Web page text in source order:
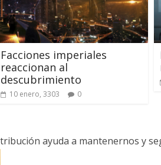
Facciones imperiales
reaccionan al
descubrimiento
10 enero, 3303 0
ayuda a mantenernos y